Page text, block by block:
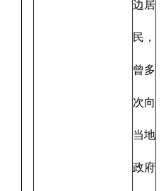
边居
民，
曾多
次向
当地
政府